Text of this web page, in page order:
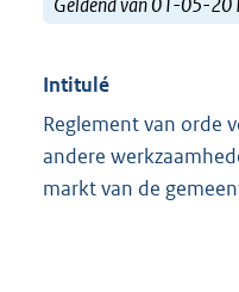
Intitulé
Reglement van orde
andere
markt van de